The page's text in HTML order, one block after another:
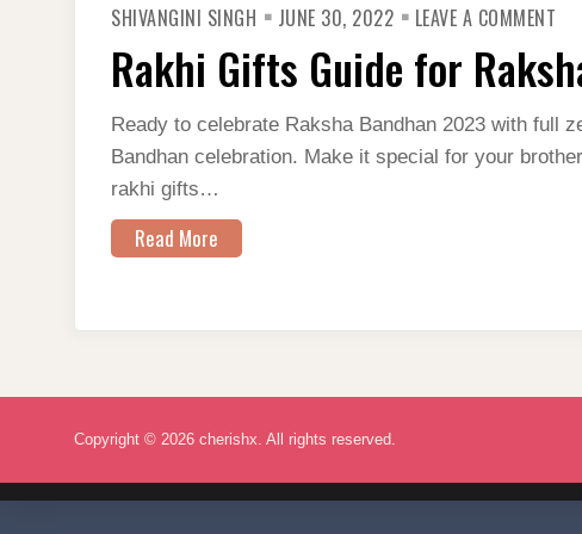
SHIVANGINI SINGH JUNE 30, 2022 LEAVE A COMMENT
Rakhi Gifts Guide for
Ready to celebrate Raksha Bandhan 2023 with full
Bandhan celebration. Make it special for your
rakhi gifts…
Read More
Copyright © 2026 cherishx. All rights reserved.